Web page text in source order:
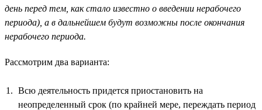
день перед тем, как стало известно о введении нерабочего
периода), а в дальнейшем будут возможны после окончания
нерабочего периода.
Рассмотрим два варианта:
Всю деятельность придется приостановить на
неопределенный срок (по крайней мере, переждать период